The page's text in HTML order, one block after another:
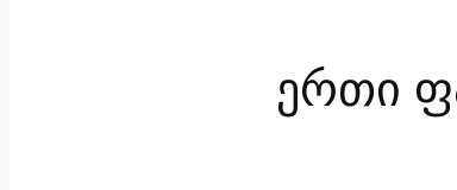
ერთი